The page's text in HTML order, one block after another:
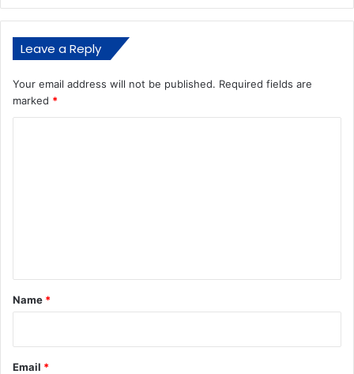
Leave a Reply
Your email address will not be published. Required fields are
marked *
*
Name *
Email *